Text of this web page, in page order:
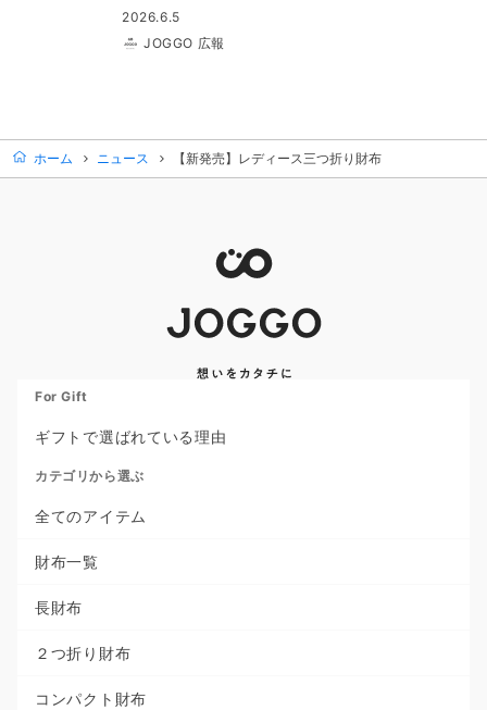
2026.6.5
JOGGO 広報
ホーム ニュース 【新発売】レディース三つ折り財布
For Gift
ギフトで選ばれている理由
カテゴリから選ぶ
全てのアイテム
財布一覧
長財布
２つ折り財布
コンパクト財布